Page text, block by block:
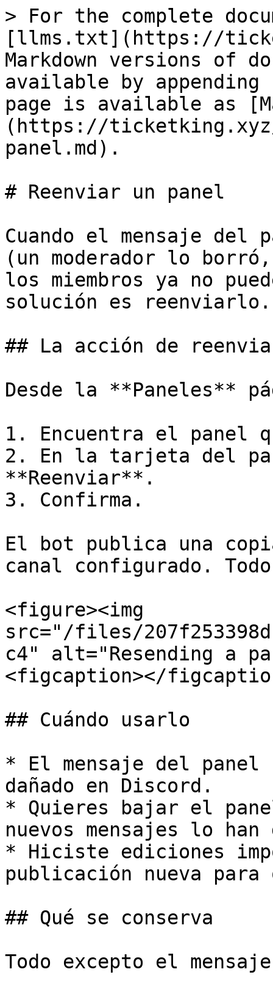
> For the complete
[llms.txt](https://
Markdown versions of
available by
page is available as
(https://ticketking.xyz/
panel.md).
# Reenviar un panel
Cuando el mensaje del
(un moderador lo
los miembros ya no
solución es reenviarlo.
## La acción de
Desde la **Paneles**
1. Encuentra el panel
2. En la tarjeta del
**Reenviar**.
3. Confirma.
El bot publica una
canal configurado.
<figure><img
src="/files/
c4" alt="Resending a
<figcaption></
## Cuándo usarlo
* El mensaje del
dañado en Discord.
* Quieres bajar el
nuevos mensajes lo
* Hiciste ediciones
publicación nueva
## Qué se conserva
Todo excepto el